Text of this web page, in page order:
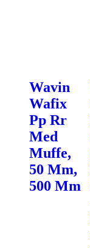
Wavin
Wafix
Pp Rr
Med
Muffe,
50 Mm,
500 Mm